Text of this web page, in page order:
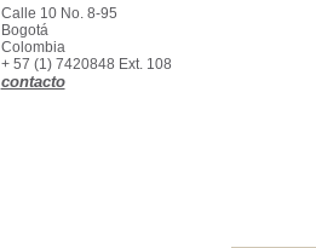
Sitios históricos-Colombia
Sitios históricos-Colombia
[1]
Calle 10 No. 8-95
Bogotá
Colombia
+ 57 (1) 7420848 Ext. 108
contacto